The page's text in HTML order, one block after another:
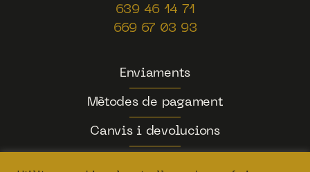
Enviaments
Mètodes de pagament
Canvis i devolucions
639 46 14 71
669 67 03 93